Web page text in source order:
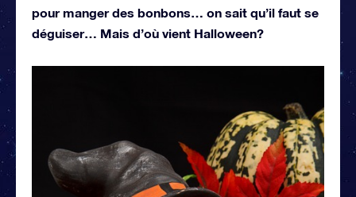
pour manger des bonbons… on sait qu’il faut se
déguiser… Mais d’où vient Halloween?